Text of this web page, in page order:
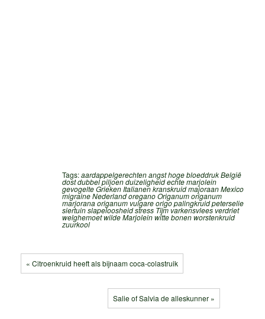
Tags:aardappelgerechtenangst hoge bloeddrukBelgië
dostdubbel piljoenduizeligheidechte marjolein
gevogelteGriekenItalianenkranskruidmajoraanMexico
migraineNederlandoreganoOriganumoriganum
marjoranaoriganum vulgareorigopalingkruidpeterselie
siertuinslapeloosheidstress Tijm varkensvlees verdriet
welghemoetwilde Marjoleinwitte bonenworstenkruid
zuurkool
« Citroenkruid heeft als bijnaam coca-colastruik
Salie of Salvia de alleskunner »